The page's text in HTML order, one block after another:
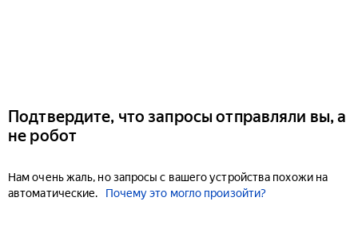
Подтвердите, что запросы отправляли вы, а
не робот
Нам очень жаль, но запросы с вашего устройства похожи на
автоматические.
Почему это могло произойти?